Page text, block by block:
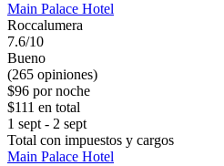
Main Palace Hotel
Roccalumera
7.6/10
Bueno
(265 opiniones)
$96 por noche
$111 en total
1 sept - 2 sept
Total con impuestos y cargos
Main Palace Hotel